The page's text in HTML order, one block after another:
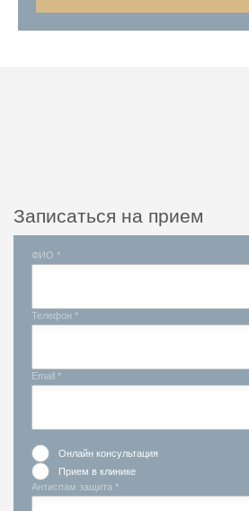
Записаться на прием
ФИО *
Телефон *
Email *
Онлайн консультация
Прием в клинике
Антиспам защита *